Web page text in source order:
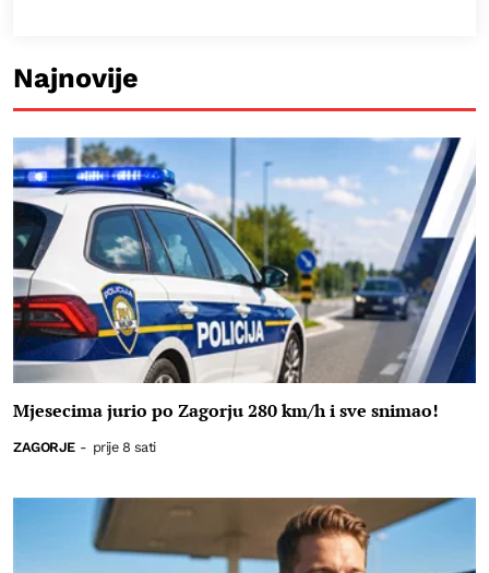
Najnovije
Mjesecima jurio po Zagorju 280 km/h i sve snimao!
ZAGORJE - prije 8 sati